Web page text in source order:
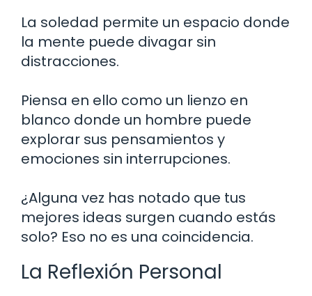
La soledad permite un espacio donde
la mente puede divagar sin
distracciones.
Piensa en ello como un lienzo en
blanco donde un hombre puede
explorar sus pensamientos y
emociones sin interrupciones.
¿Alguna vez has notado que tus
mejores ideas surgen cuando estás
solo? Eso no es una coincidencia.
La Reflexión Personal